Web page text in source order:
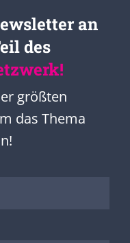
an
des
größten
das Thema